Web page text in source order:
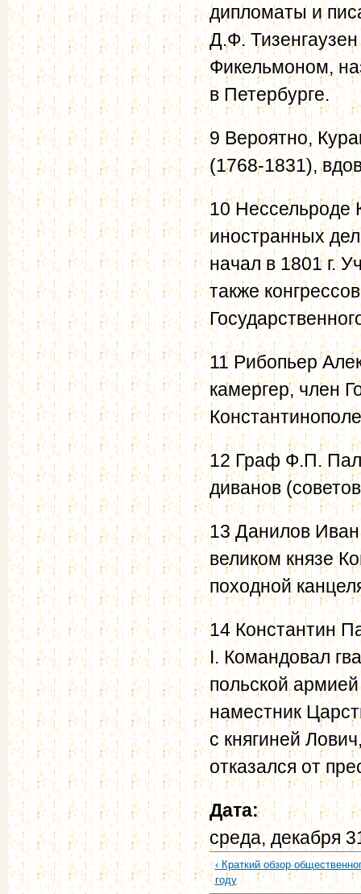
дипломаты и
Д.Ф.
Фикельмоном,
в Петербурге.
9 Вероятно,
(1768-1831),
10 Нессельроде
иностранных
начал в 1801 г.
также
11 Рибопьер
камергер, член
12 Граф Ф.П.
диванов
13 Данилов Иван
великом князе
походной
14 Константин
I. Командовал
польской
наместник
с княгиней
отказался от
Дата:
среда, декабря
‹ Краткий обзор
году